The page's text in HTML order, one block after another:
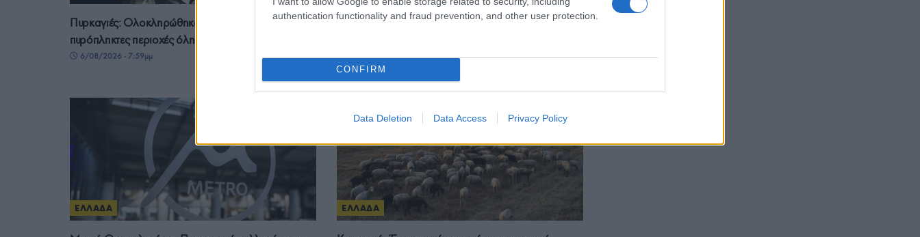
authentication functionality and fraud prevention, and other user protection.
CONFIRM
Data Deletion Data Access Privacy Policy
Πυρκαγιές: Ολοκληρώθηκαν 325 αυτοψίες της στις
πυρόπληκτες περιοχές όλης της χώρας
6/08/2026 - 7:59μμ
Άνω Λιόσια: Διαλευκάνθηκε η υπόθεση του
συλλήψεις
6/08/2026 - 7:30μμ
ΕΛΛΑΔΑ ΕΛΛΑΔΑ